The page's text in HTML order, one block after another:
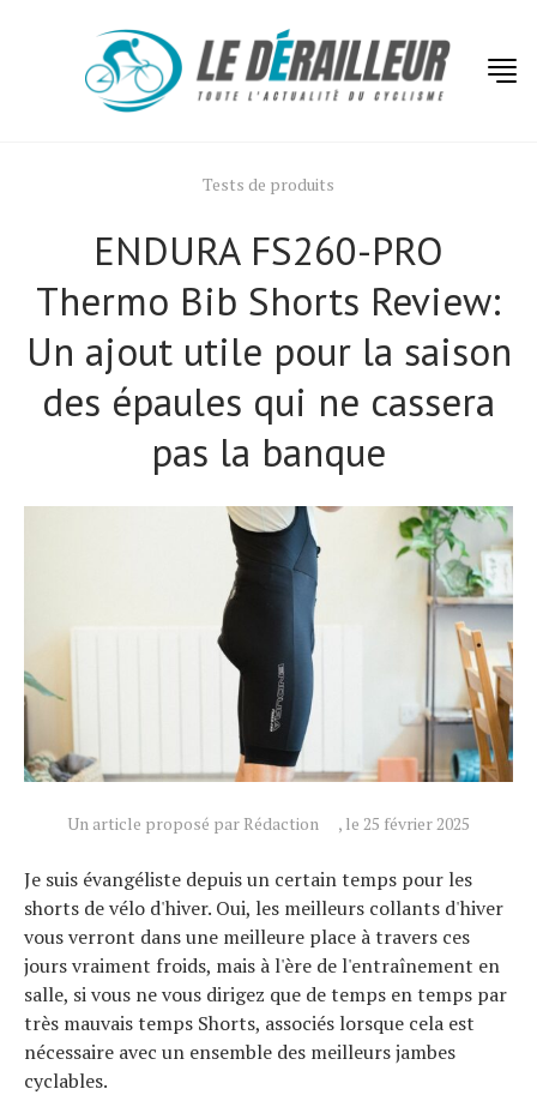
Tests de produits
ENDURA FS260-PRO
Thermo Bib Shorts Review:
Un ajout utile pour la saison
des épaules qui ne cassera
pas la banque
Un article proposé par Rédaction , le 25 février 2025
Je suis évangéliste depuis un certain temps pour les
shorts de vélo d'hiver. Oui, les meilleurs collants d'hiver
vous verront dans une meilleure place à travers ces
jours vraiment froids, mais à l'ère de l'entraînement en
salle, si vous ne vous dirigez que de temps en temps par
très mauvais temps Shorts, associés lorsque cela est
nécessaire avec un ensemble des meilleurs jambes
cyclables.